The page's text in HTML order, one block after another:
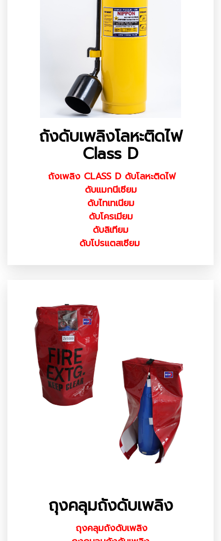
ถังดับเพลิงโลหะติดไฟ
Class D
ถังเพลิง CLASS D ดับโลหะติดไฟ
ดับแมกนีเซียม
ดับไทเทเนียม
ดับโครเมียม
ดับลิเทียม
ดับโปรแตสเซียม
ถุงคลุมถังดับเพลิง
ถุงคลุมถังดับเพลิง